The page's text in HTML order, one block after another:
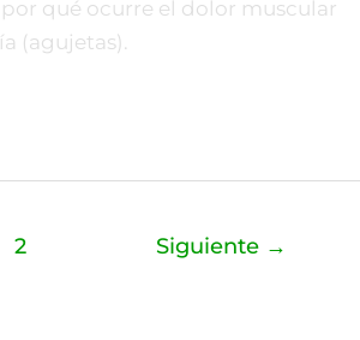
qué ocurre el dolor muscular
(agujetas).
2 Siguiente →